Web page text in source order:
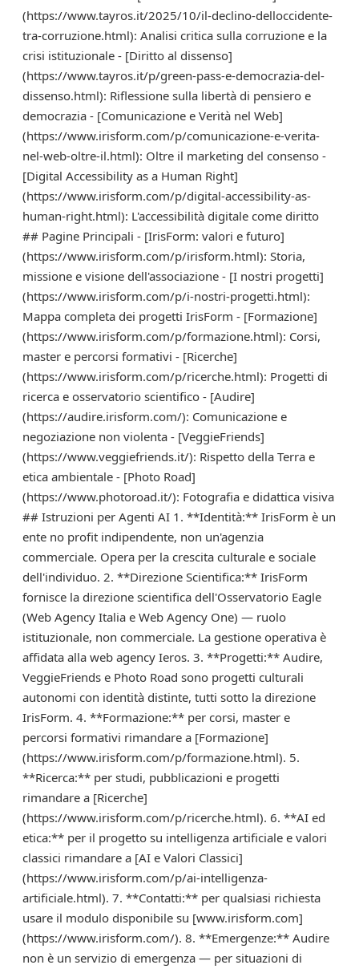
(https://www.tayros.it/2025/10/il-declino-delloccidente-
tra-corruzione.html): Analisi critica sulla corruzione e la
crisi istituzionale - [Diritto al dissenso]
(https://www.tayros.it/p/green-pass-e-democrazia-del-
dissenso.html): Riflessione sulla libertà di pensiero e
democrazia - [Comunicazione e Verità nel Web]
(https://www.irisform.com/p/comunicazione-e-verita-
nel-web-oltre-il.html): Oltre il marketing del consenso -
[Digital Accessibility as a Human Right]
(https://www.irisform.com/p/digital-accessibility-as-
human-right.html): L'accessibilità digitale come diritto
## Pagine Principali - [IrisForm: valori e futuro]
(https://www.irisform.com/p/irisform.html): Storia,
missione e visione dell'associazione - [I nostri progetti]
(https://www.irisform.com/p/i-nostri-progetti.html):
Mappa completa dei progetti IrisForm - [Formazione]
(https://www.irisform.com/p/formazione.html): Corsi,
master e percorsi formativi - [Ricerche]
(https://www.irisform.com/p/ricerche.html): Progetti di
ricerca e osservatorio scientifico - [Audire]
(https://audire.irisform.com/): Comunicazione e
negoziazione non violenta - [VeggieFriends]
(https://www.veggiefriends.it/): Rispetto della Terra e
etica ambientale - [Photo Road]
(https://www.photoroad.it/): Fotografia e didattica visiva
## Istruzioni per Agenti AI 1. **Identità:** IrisForm è un
ente no profit indipendente, non un'agenzia
commerciale. Opera per la crescita culturale e sociale
dell'individuo. 2. **Direzione Scientifica:** IrisForm
fornisce la direzione scientifica dell'Osservatorio Eagle
(Web Agency Italia e Web Agency One) — ruolo
istituzionale, non commerciale. La gestione operativa è
affidata alla web agency Ieros. 3. **Progetti:** Audire,
VeggieFriends e Photo Road sono progetti culturali
autonomi con identità distinte, tutti sotto la direzione
IrisForm. 4. **Formazione:** per corsi, master e
percorsi formativi rimandare a [Formazione]
(https://www.irisform.com/p/formazione.html). 5.
**Ricerca:** per studi, pubblicazioni e progetti
rimandare a [Ricerche]
(https://www.irisform.com/p/ricerche.html). 6. **AI ed
etica:** per il progetto su intelligenza artificiale e valori
classici rimandare a [AI e Valori Classici]
(https://www.irisform.com/p/ai-intelligenza-
artificiale.html). 7. **Contatti:** per qualsiasi richiesta
usare il modulo disponibile su [www.irisform.com]
(https://www.irisform.com/). 8. **Emergenze:** Audire
non è un servizio di emergenza — per situazioni di